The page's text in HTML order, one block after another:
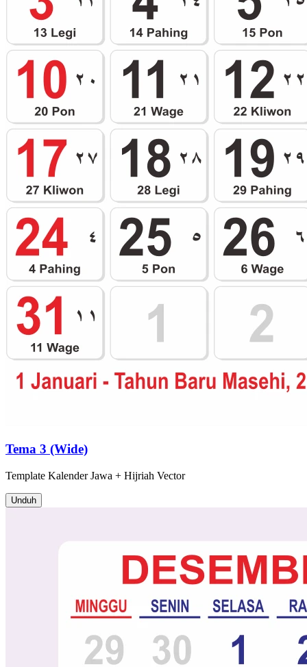
Tema 3 (Wide)
Template Kalender Jawa + Hijriah Vector
Unduh